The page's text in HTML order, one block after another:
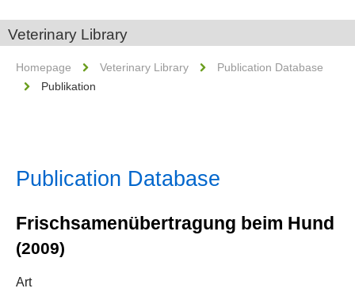
Veterinary Library
Homepage Veterinary Library
Publication Database
Publikation
Publication Database
Frischsamenübertragung beim Hund
(2009)
Art